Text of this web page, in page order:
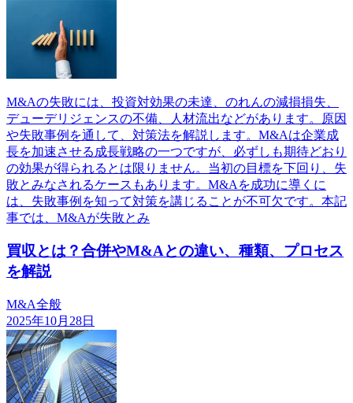
M&Aの失敗には、投資対効果の未達、のれんの減損損失、
デューデリジェンスの不備、人材流出などがあります。原因
や失敗事例を通して、対策法を解説します。M&Aは企業成
長を加速させる成長戦略の一つですが、必ずしも期待どおり
の効果が得られるとは限りません。当初の目標を下回り、失
敗とみなされるケースもあります。M&Aを成功に導くに
は、失敗事例を知って対策を講じることが不可欠です。本記
事では、M&Aが失敗とみ
買収とは？合併やM&Aとの違い、種類、プロセス
を解説
M&A全般
2025年10月28日